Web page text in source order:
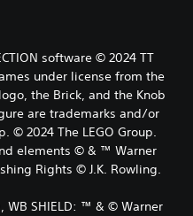
software © 2024 TT
under license from the
the Brick, and the Knob
are trademarks and/or
© 2024 The LEGO Group.
elements © & ™ Warner
Rights © J.K. Rowling.
WB SHIELD: ™ & © Warner